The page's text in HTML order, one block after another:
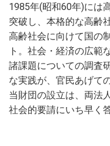
1985年(昭和60年)には
突破し、本格的な高齢
高齢社会に向けて国の
ト。社会・経済の広範
諸課題についての調査
な実践が、官民あげて
当財団の設立は、両法
社会的要請にいち早く